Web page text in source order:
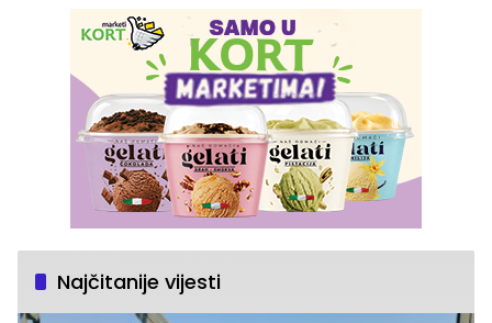
Najčitanije vijesti